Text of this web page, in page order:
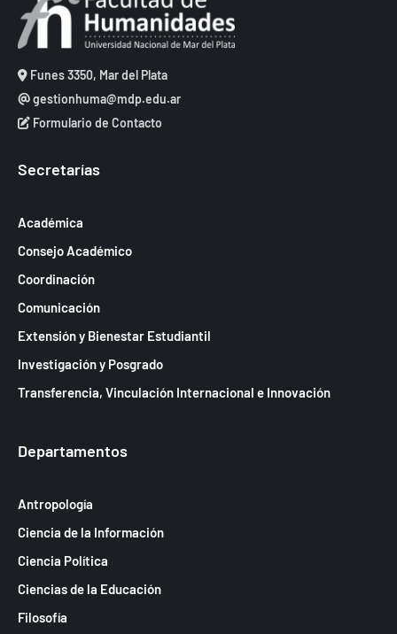
Funes 3350, Mar del Plata
gestionhuma@mdp.edu.ar
Formulario de Contacto
Secretarías
Académica
Consejo Académico
Coordinación
Comunicación
Extensión y Bienestar Estudiantil
Investigación y Posgrado
Transferencia, Vinculación Internacional e Innovación
Departamentos
Antropología
Ciencia de la Información
Ciencia Política
Ciencias de la Educación
Filosofía